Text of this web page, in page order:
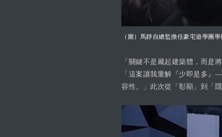
（圖）馬靜自總監擔任豪宅遊學團
「關鍵不是藏起建築體，而是
「這案讓我重解『少即是多
容性。」此次從「彰顯」到「